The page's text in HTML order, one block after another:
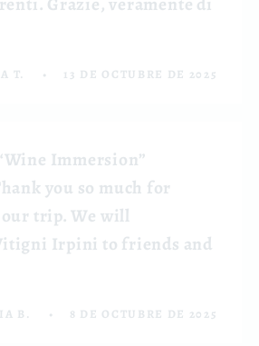
T. 13 DE OCTUBRE DE 2025
Immersion”
you so much for
trip. We will
Irpini to friends and
B. 8 DE OCTUBRE DE 2025